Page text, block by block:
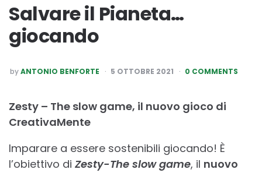
Salvare il Pianeta…
giocando
POSTED
BY
byANTONIO BENFORTE 5 OTTOBRE 2021 0 COMMENTS
Zesty – The slow game, il nuovo gioco di
CreativaMente
Imparare a essere sostenibili giocando! È
l’obiettivo di Zesty-The slow game, il nuovo